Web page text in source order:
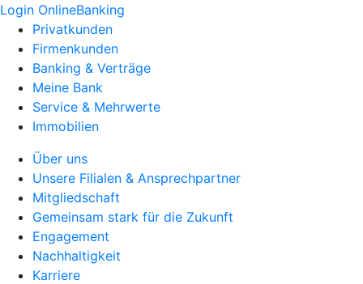
Login OnlineBanking
Privatkunden
Firmenkunden
Banking & Verträge
Meine Bank
Service & Mehrwerte
Immobilien
Über uns
Unsere Filialen & Ansprechpartner
Mitgliedschaft
Gemeinsam stark für die Zukunft
Engagement
Nachhaltigkeit
Karriere